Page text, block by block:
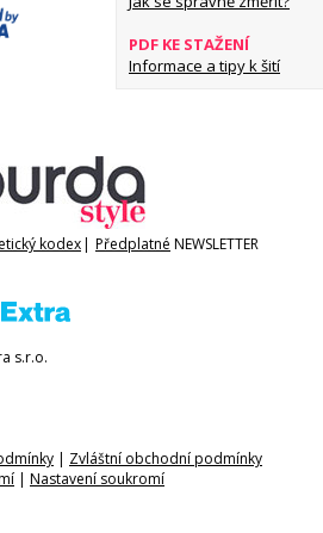
PDF KE STAŽENÍ
Informace a tipy k šití
kodex| Předplatné NEWSLETTER
s.r.o.
| Zvláštní obchodní podmínky
| Nastavení soukromí